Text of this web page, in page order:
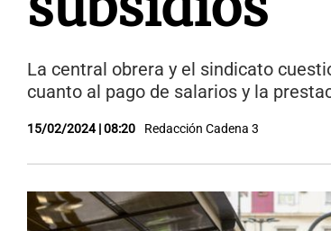
La central obrera y el sindicato
cuanto al pago de salarios y la
15/02/2024 | 08:20 Redacción Cadena 3